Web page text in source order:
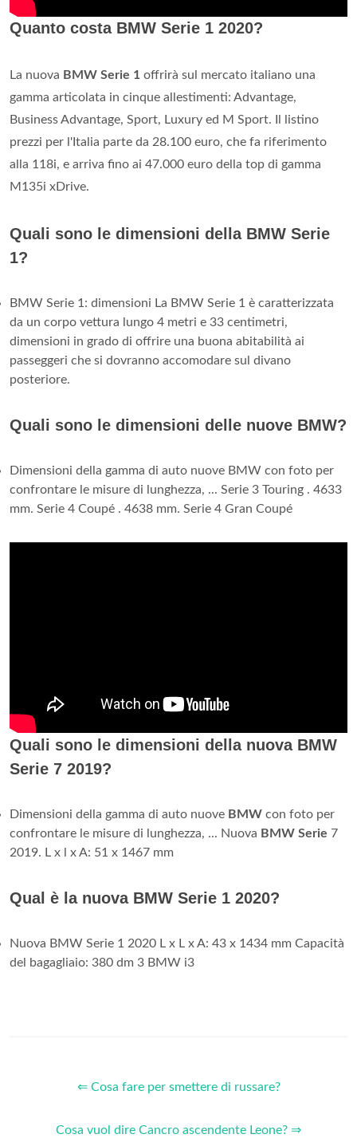
Quanto costa BMW Serie 1 2020?
La nuova BMW Serie 1 offrirà sul mercato italiano una
gamma articolata in cinque allestimenti: Advantage,
Business Advantage, Sport, Luxury ed M Sport. Il listino
prezzi per l'Italia parte da 28.100 euro, che fa riferimento
alla 118i, e arriva fino ai 47.000 euro della top di gamma
M135i xDrive.
Quali sono le dimensioni della BMW Serie
1?
BMW Serie 1: dimensioni La BMW Serie 1 è caratterizzata
da un corpo vettura lungo 4 metri e 33 centimetri,
dimensioni in grado di offrire una buona abitabilità ai
passeggeri che si dovranno accomodare sul divano
posteriore.
Quali sono le dimensioni delle nuove BMW?
Dimensioni della gamma di auto nuove BMW con foto per
confrontare le misure di lunghezza, ... Serie 3 Touring . 4633
mm. Serie 4 Coupé . 4638 mm. Serie 4 Gran Coupé
Quali sono le dimensioni della nuova BMW
Serie 7 2019?
Dimensioni della gamma di auto nuove BMW con foto per
confrontare le misure di lunghezza, ... Nuova BMW Serie 7
2019. L x l x A: 51 x 1467 mm
Qual è la nuova BMW Serie 1 2020?
Nuova BMW Serie 1 2020 L x L x A: 43 x 1434 mm Capacità
del bagagliaio: 380 dm 3 BMW i3
⇐ Cosa fare per smettere di russare?
Cosa vuol dire Cancro ascendente Leone? ⇒